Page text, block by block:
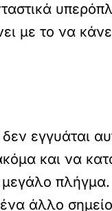
με το να
εγγυάται
και να
μεγάλο
άλλο